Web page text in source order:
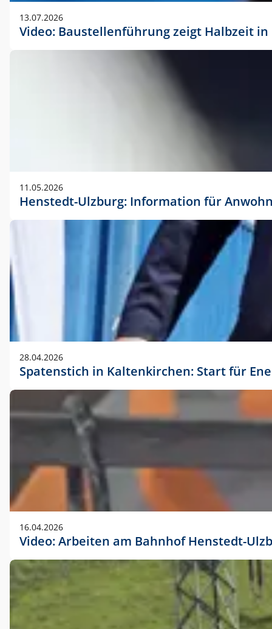
13.07.2026
Video: Baustellenführung zeigt Halbzeit
11.05.2026
Henstedt-Ulzburg: Information für
28.04.2026
Spatenstich in Kaltenkirchen: Start für
16.04.2026
Video: Arbeiten am Bahnhof Henstedt-